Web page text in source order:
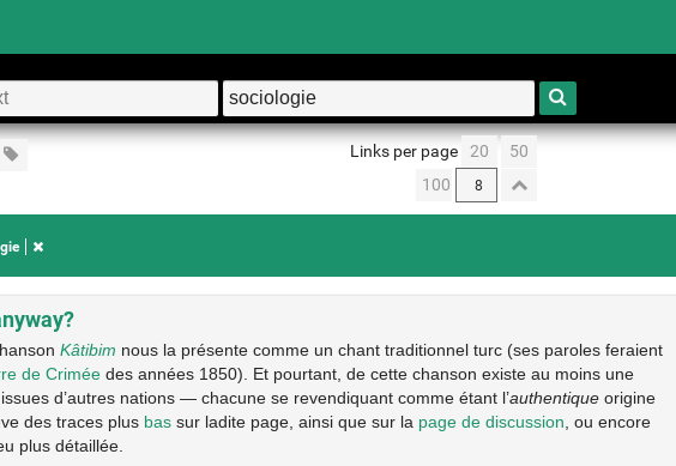
Links per page 20
50
100
Kâtibim nous la présente comme un chant traditionnel turc (ses paroles feraient
de Criméedes années 1850). Et pourtant, de cette chanson existe au moins une
d’autres nations — chacune se revendiquant comme étant l’authentiqueorigine
des traces plus bassur ladite page, ainsi que sur la page de discussion , ou encore
plus détaillée.